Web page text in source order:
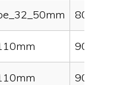
80000
90000
90000